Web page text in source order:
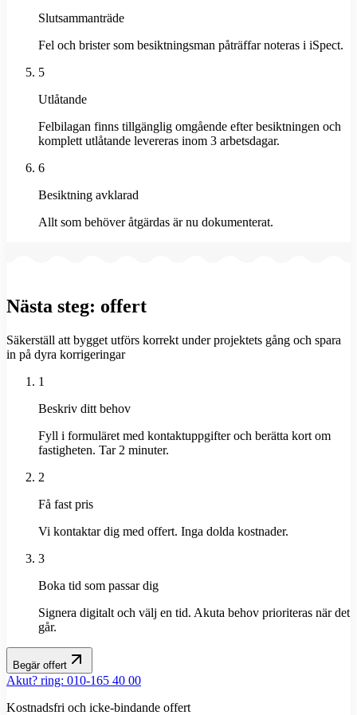
Slutsammanträde
Fel och brister som besiktningsman påträffar noteras i iSpect.
5
Utlåtande
Felbilagan finns tillgänglig omgående efter besiktningen och
komplett utlåtande levereras inom 3 arbetsdagar.
6
Besiktning avklarad
Allt som behöver åtgärdas är nu dokumenterat.
Nästa steg: offert
Säkerställ att bygget utförs korrekt under projektets gång och spara
in på dyra korrigeringar
1
Beskriv ditt behov
Fyll i formuläret med kontaktuppgifter och berätta kort om
fastigheten. Tar 2 minuter.
2
Få fast pris
Vi kontaktar dig med offert. Inga dolda kostnader.
3
Boka tid som passar dig
Signera digitalt och välj en tid. Akuta behov prioriteras när det
går.
Begär offert
Akut? ring: 010-165 40 00
Kostnadsfri och icke-bindande offert